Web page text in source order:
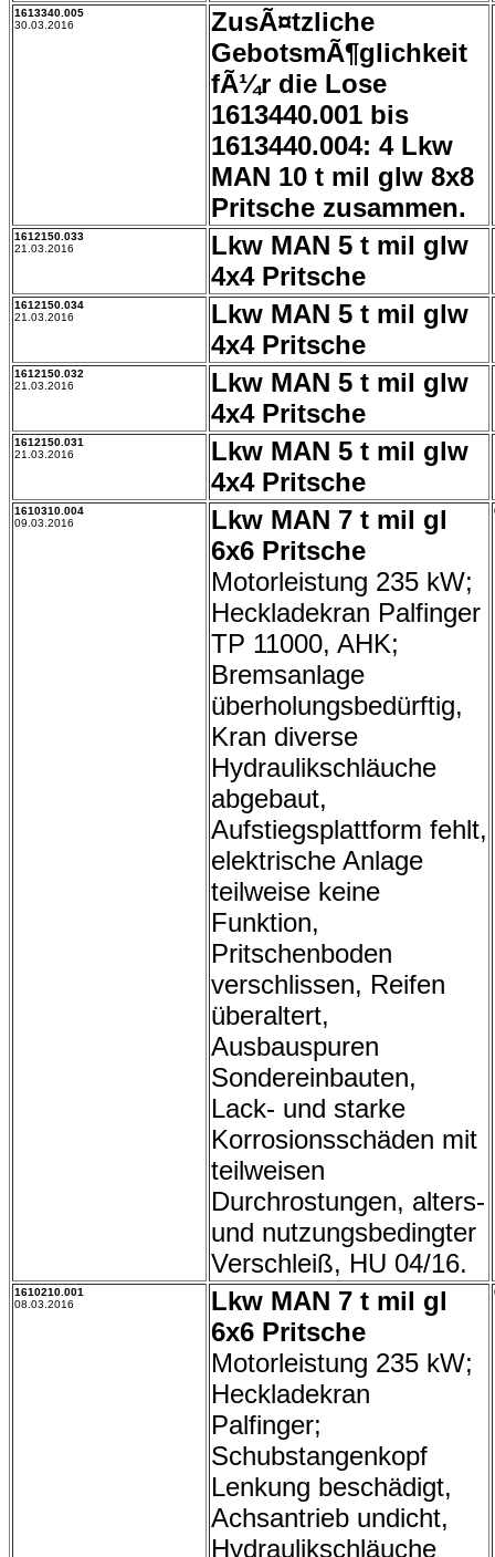
1613340.005
30.03.2016
ZusÃ¤tzliche
GebotsmÃ¶glichkeit
fÃ¼r die Lose
1613440.001 bis
1613440.004: 4 Lkw
MAN 10 t mil glw 8x8
Pritsche zusammen.
1612150.033
21.03.2016
Lkw MAN 5 t mil glw
4x4 Pritsche
1612150.034
21.03.2016
Lkw MAN 5 t mil glw
4x4 Pritsche
1612150.032
21.03.2016
Lkw MAN 5 t mil glw
4x4 Pritsche
1612150.031
21.03.2016
Lkw MAN 5 t mil glw
4x4 Pritsche
1610310.004
09.03.2016
Lkw MAN 7 t mil gl
6x6 Pritsche
Motorleistung 235 kW;
Heckladekran Palfinger
TP 11000, AHK;
Bremsanlage
überholungsbedürftig,
Kran diverse
Hydraulikschläuche
abgebaut,
Aufstiegsplattform fehlt,
elektrische Anlage
teilweise keine
Funktion,
Pritschenboden
verschlissen, Reifen
überaltert,
Ausbauspuren
Sondereinbauten,
Lack- und starke
Korrosionsschäden mit
teilweisen
Durchrostungen, alters-
und nutzungsbedingter
Verschleiß, HU 04/16.
1610210.001
08.03.2016
Lkw MAN 7 t mil gl
6x6 Pritsche
Motorleistung 235 kW;
Heckladekran
Palfinger;
Schubstangenkopf
Lenkung beschädigt,
Achsantrieb undicht,
Hydraulikschläuche